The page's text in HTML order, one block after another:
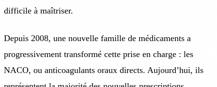
difficile à maîtriser.
Depuis 2008, une nouvelle famille de médicaments a
progressivement transformé cette prise en charge : les
NACO, ou anticoagulants oraux directs. Aujourd’hui, ils